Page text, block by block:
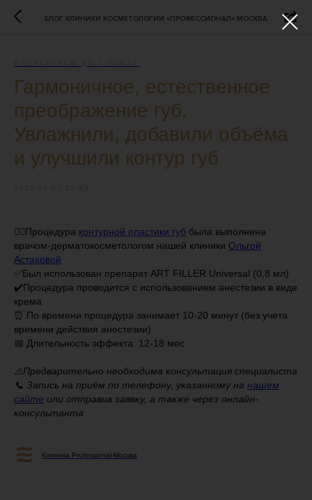
БЛОГ КЛИНИКИ КОСМЕТОЛОГИИ «ПРОФЕССИОНАЛ»-МОСКВА
Гармоничное, естественное
преображение губ.
Увлажнили, добавили объёма
и улучшили контур губ
👩‍⚕️Процедура контурной пластики губ была выполнена
врачом-дерматокосметологом нашей клиники Ольгой
Астаховой
✅Был использован препарат ART FILLER Universal (0,8 мл)
✔️Процедура проводится с использованием анестезии в виде
крема
⏰ По времени процедура занимает 10-20 минут (без учета
времени действия анестезии)
📅 Длительность эффекта: 12-18 мес.
⚠️Предварительно необходима консультация специалиста
📞 Запись на приём по телефону, указанному на нашем
сайте или отправив заявку, а также через онлайн-
консультанта
Клиника Professional-Москва